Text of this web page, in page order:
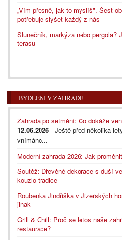
„Vím přesně, jak to myslíš". Šest
potřebuje slyšet každý z nás
Slunečník, markýza nebo pergola?
terasu
BYDLENÍ V ZAHRADĚ
Zahrada po setmění: Co dokáže
12.06.2026 - Ještě před několika
vnímáno...
Moderní zahrada 2026: Jak
Soutěž: Dřevěné dekorace s duší
kouzlo tradice
Roubenka Jindřiška v Jizerských
jinak
Grill & Chill: Proč se letos naše
restaurace?